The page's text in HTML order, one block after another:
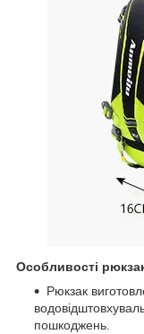
Особливості
Рюкзак
пошкоджень.